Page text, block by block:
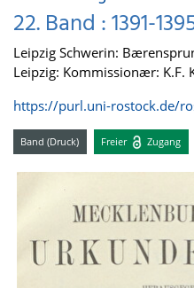
22. Band : 1391-
Leipzig Schwerin:
Leipzig: Kommissionær: K.F.
https://purl.uni-rostock.de/
Band (Druck) Freier Zugang